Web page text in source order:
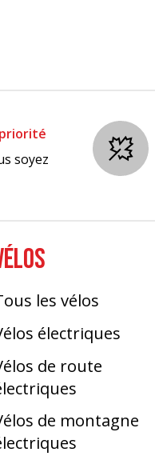
soyez
les vélos
électriques
de route
de montagne